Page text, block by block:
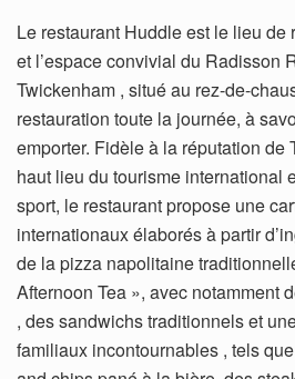
Le restaurant Huddle est le lieu
et l’espace convivial du Radisson
Twickenham , situé au rez-de-
restauration toute la journée, à
emporter. Fidèle à la réputation de
haut lieu du tourisme international
sport, le restaurant propose une
internationaux élaborés à partir
de la pizza napolitaine
Afternoon Tea », avec notamment
, des sandwichs traditionnels et
familiaux incontournables , tels